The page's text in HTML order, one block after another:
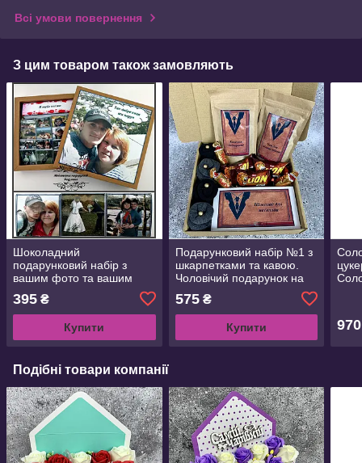
Всі умови повернення
З цим товаром також замовляють
Шоколадний
подарунковий набір з
вашим фото та вашим
День народження, 14
лютого, Новий рік
395 ₴
Купити
Подарунковий набір №1 з
шкарпетками та кавою.
Чоловічий подарунок на
народження
575₴
Купити 970
Подібні товари компанії